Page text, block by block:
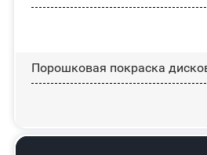
Порошковая покраска